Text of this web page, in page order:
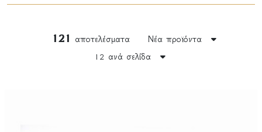
121 αποτελέσματα
Νέα προϊόντα
12 ανά σελίδα